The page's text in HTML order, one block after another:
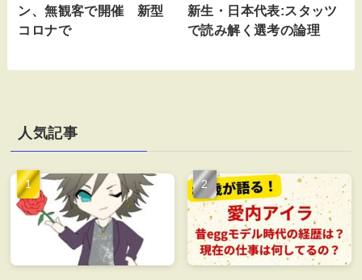
ン、無観客で開催 新型
コロナで
新生・日本代表:スタッツ
で読み解く選考の論理
人気記事